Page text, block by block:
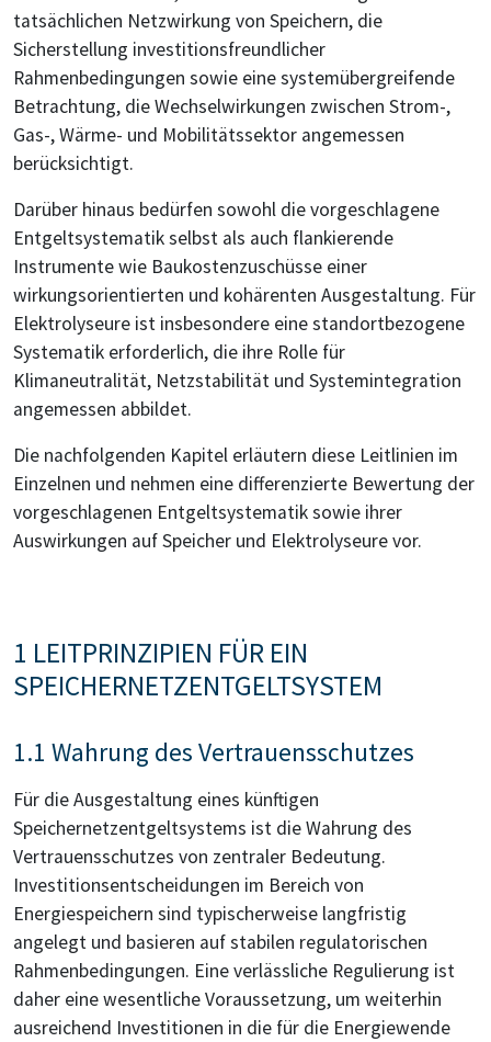
tatsächlichen Netzwirkung von Speichern, die
Sicherstellung investitionsfreundlicher
Rahmenbedingungen sowie eine systemübergreifende
Betrachtung, die Wechselwirkungen zwischen Strom-,
Gas-, Wärme- und Mobilitätssektor angemessen
berücksichtigt.
Darüber hinaus bedürfen sowohl die vorgeschlagene
Entgeltsystematik selbst als auch flankierende
Instrumente wie Baukostenzuschüsse einer
wirkungsorientierten und kohärenten Ausgestaltung. Für
Elektrolyseure ist insbesondere eine standortbezogene
Systematik erforderlich, die ihre Rolle für
Klimaneutralität, Netzstabilität und Systemintegration
angemessen abbildet.
Die nachfolgenden Kapitel erläutern diese Leitlinien im
Einzelnen und nehmen eine differenzierte Bewertung der
vorgeschlagenen Entgeltsystematik sowie ihrer
Auswirkungen auf Speicher und Elektrolyseure vor.
1 LEITPRINZIPIEN FÜR EIN
SPEICHERNETZENTGELTSYSTEM
1.1 Wahrung des Vertrauensschutzes
Für die Ausgestaltung eines künftigen
Speichernetzentgeltsystems ist die Wahrung des
Vertrauensschutzes von zentraler Bedeutung.
Investitionsentscheidungen im Bereich von
Energiespeichern sind typischerweise langfristig
angelegt und basieren auf stabilen regulatorischen
Rahmenbedingungen. Eine verlässliche Regulierung ist
daher eine wesentliche Voraussetzung, um weiterhin
ausreichend Investitionen in die für die Energiewende